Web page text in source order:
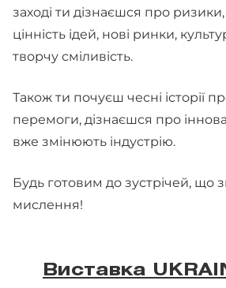
заході ти дізнаєшся про
цінність ідей, нові ринки,
творчу сміливість.
Також ти почуєш чесні історії
перемоги, дізнаєшся про
вже змінюють індустрію.
Будь готовим до зустрічей, що
мислення!
Виставка